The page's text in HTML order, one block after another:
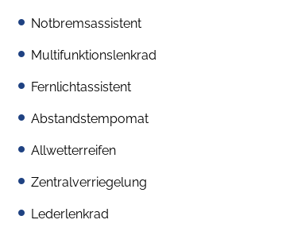
Notbremsassistent
Multifunktionslenkrad
Fernlichtassistent
Abstandstempomat
Allwetterreifen
Zentralverriegelung
Lederlenkrad